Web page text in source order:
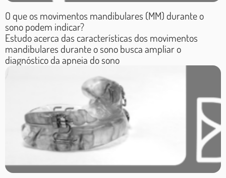
excessiva, aumento do
risco de acidentes,
entre outros. A
odontologia do sono é
uma especialidade que
permite ao cirurgião-
dentista capacitado
avaliar e tratar
distúrbios que
O que os movimentos mandibulares (MM) durante o
sono podem indicar?
Estudo acerca das características dos movimentos
mandibulares durante o sono busca ampliar o
diagnóstico da apneia do sono